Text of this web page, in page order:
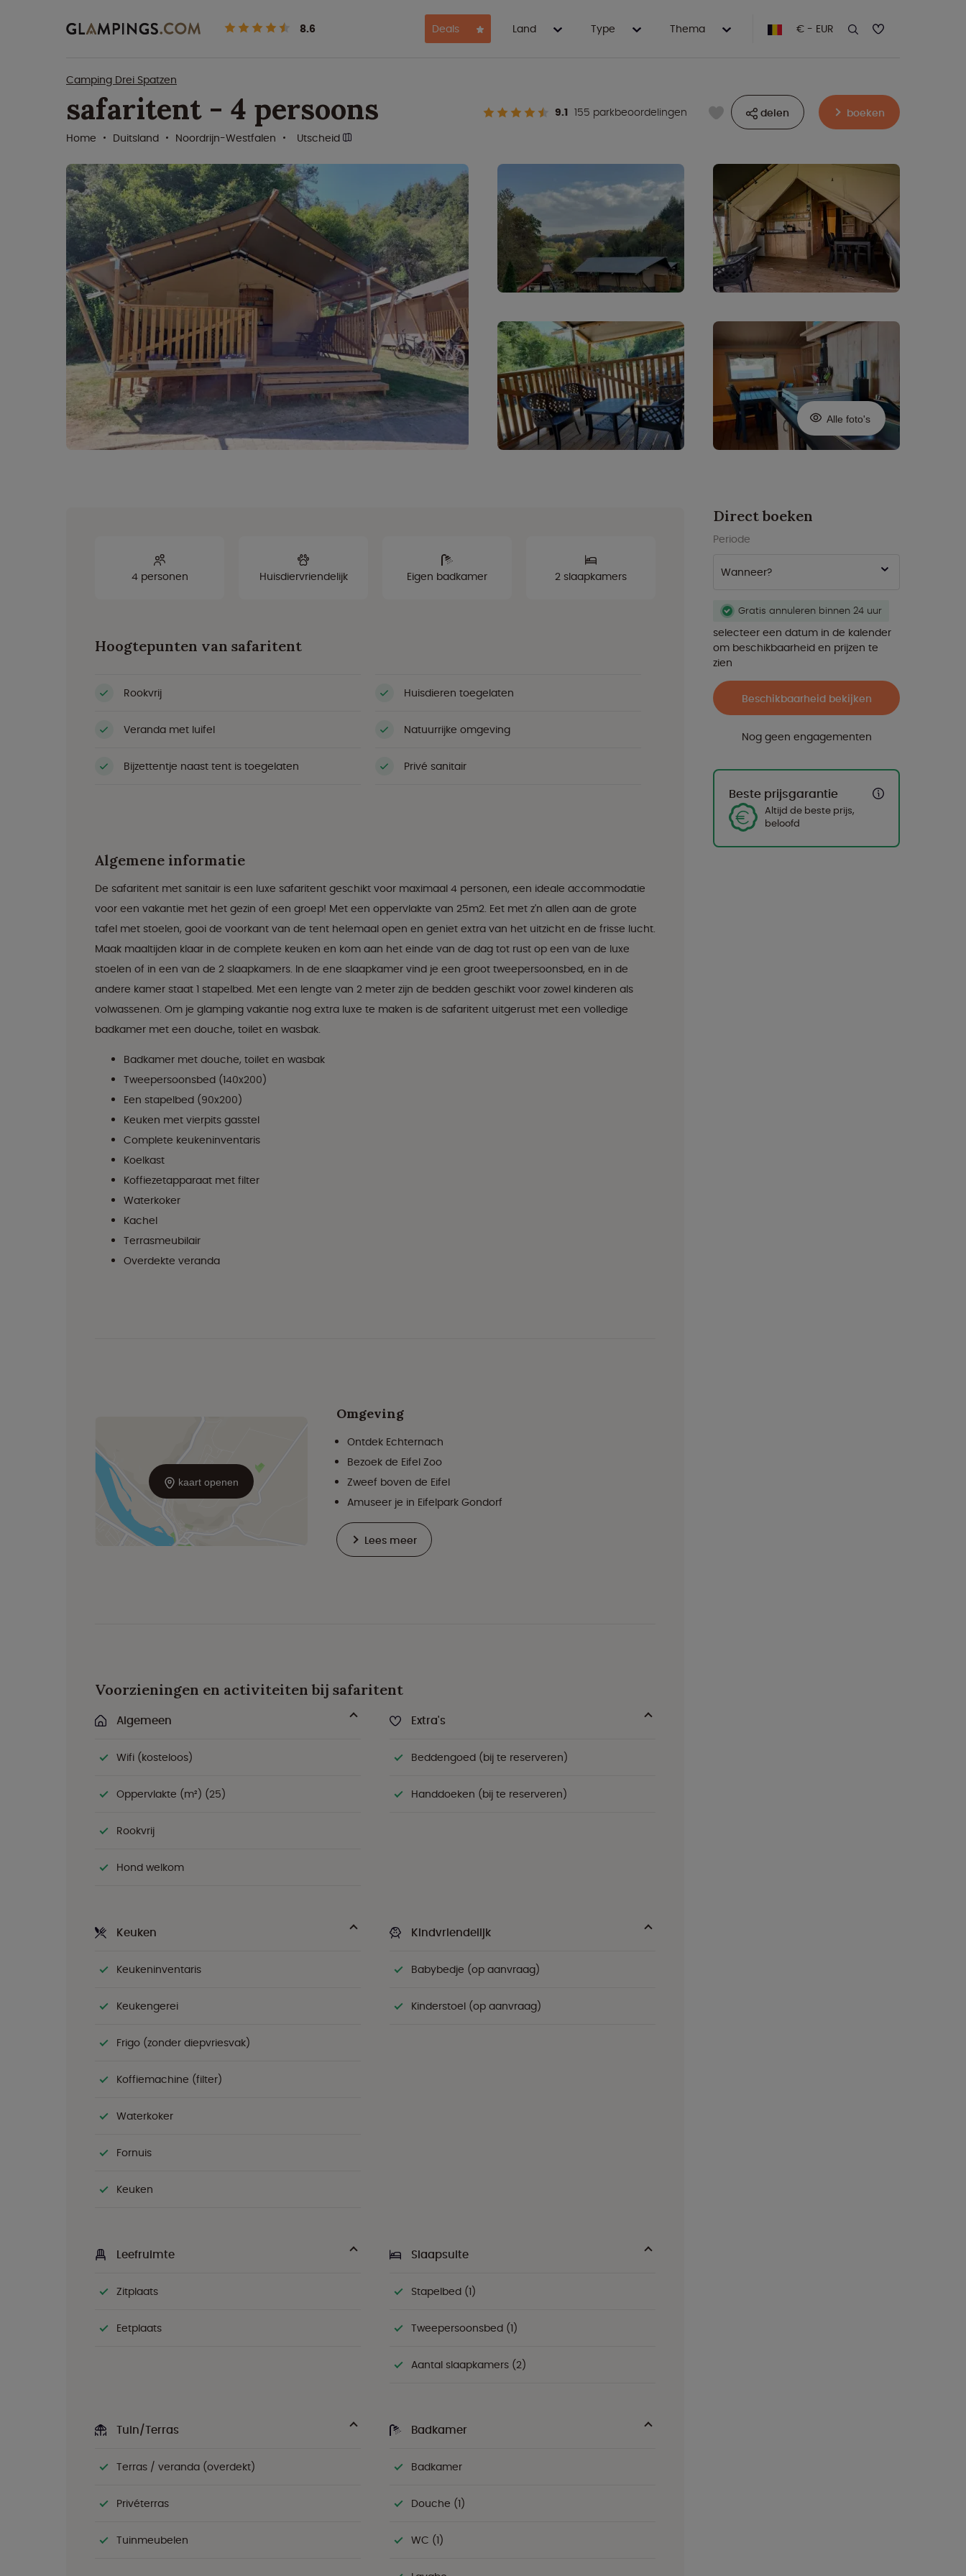
8.6 Deals Land Type Thema € - EUR
Camping Drei Spatzen
safaritent - 4 persoons 9.1 155 parkbeoordelingen
Home
Duitsland Noordrijn-Westfalen Utscheid
delen boeken
Alle foto's
Direct boeken
Periode
Wanneer?
Gratis annuleren binnen 24 uur
selecteer een datum in de kalender
om beschikbaarheid en prijzen te
zien
Beschikbaarheid bekijken
Nog geen engagementen
Beste prijsgarantie
Altijd de beste prijs,
beloofd
4 personen Huisdiervriendelijk Eigen badkamer 2 slaapkamers
Hoogtepunten van safaritent
Rookvrij Huisdieren toegelaten
Veranda met luifel Natuurrijke omgeving
Bijzettentje naast tent is toegelaten Privé sanitair
Algemene informatie
De safaritent met sanitair is een luxe safaritent geschikt voor maximaal 4 personen, een ideale accommodatie
voor een vakantie met het gezin of een groep! Met een oppervlakte van 25m2. Eet met z'n allen aan de grote
tafel met stoelen, gooi de voorkant van de tent helemaal open en geniet extra van het uitzicht en de frisse lucht.
Maak maaltijden klaar in de complete keuken en kom aan het einde van de dag tot rust op een van de luxe
stoelen of in een van de 2 slaapkamers. In de ene slaapkamer vind je een groot tweepersoonsbed, en in de
andere kamer staat 1 stapelbed. Met een lengte van 2 meter zijn de bedden geschikt voor zowel kinderen als
volwassenen. Om je glamping vakantie nog extra luxe te maken is de safaritent uitgerust met een volledige
badkamer met een douche, toilet en wasbak.
Badkamer met douche, toilet en wasbak
Tweepersoonsbed (140x200)
Een stapelbed (90x200)
Keuken met vierpits gasstel
Complete keukeninventaris
Koelkast
Koffiezetapparaat met filter
Waterkoker
Kachel
Terrasmeubilair
Overdekte veranda
kaart openen
Omgeving
Ontdek Echternach
Bezoek de Eifel Zoo
Zweef boven de Eifel
Amuseer je in Eifelpark Gondorf
Lees meer
Voorzieningen en activiteiten bij safaritent
Algemeen
Wifi (kosteloos)
Oppervlakte (m²) (25)
Rookvrij
Hond welkom
Extra's
Beddengoed (bij te reserveren)
Handdoeken (bij te reserveren)
Keuken
Keukeninventaris
Keukengerei
Frigo (zonder diepvriesvak)
Koffiemachine (filter)
Waterkoker
Fornuis
Keuken
Kindvriendelijk
Babybedje (op aanvraag)
Kinderstoel (op aanvraag)
Leefruimte
Zitplaats
Eetplaats
Slaapsuite
Stapelbed (1)
Tweepersoonsbed (1)
Aantal slaapkamers (2)
Tuin/Terras
Terras / veranda (overdekt)
Privéterras
Tuinmeubelen
Badkamer
Badkamer
Douche (1)
WC (1)